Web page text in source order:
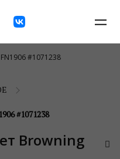
#1071238
Browning